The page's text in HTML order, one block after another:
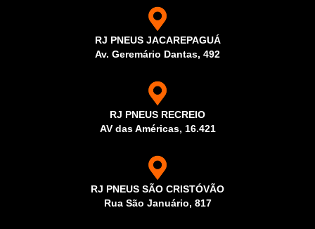
RJ PNEUS JACAREPAGUÁ
Av. Geremário Dantas, 492
RJ PNEUS RECREIO
AV das Américas, 16.421
RJ PNEUS SÃO CRISTÓVÃO
Rua São Januário, 817